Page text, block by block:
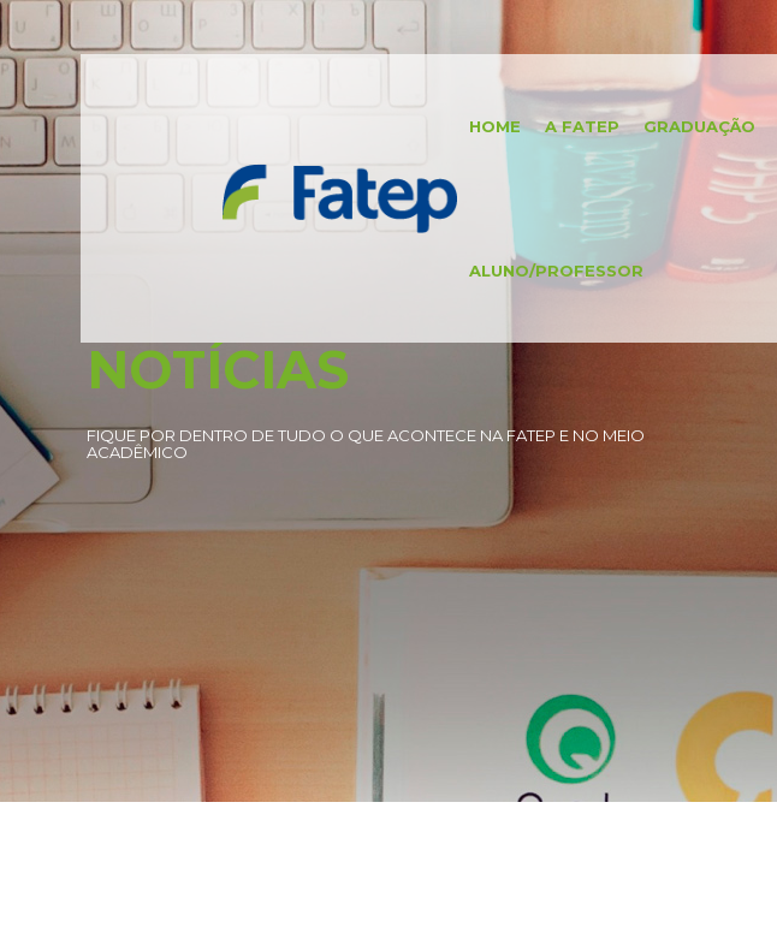
HOME A FATEP GRADUAÇÃO
ALUNO/PROFESSOR
NOTÍCIAS
FIQUE POR DENTRO DE TUDO O QUE ACONTECE NA FATEP E NO MEIO
ACADÊMICO